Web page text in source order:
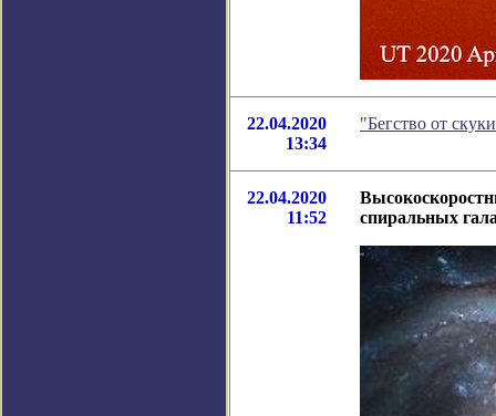
22.04.2020
13:34
"Бегство от
22.04.2020
11:52
спиральных